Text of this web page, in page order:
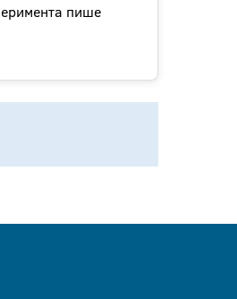
пише